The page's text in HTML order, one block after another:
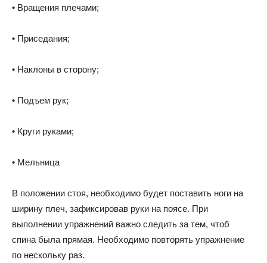
• Вращения плечами;
• Приседания;
• Наклоны в сторону;
• Подъем рук;
• Круги руками;
• Мельница
В положении стоя, необходимо будет поставить ноги на
ширину плеч, зафиксировав руки на поясе. При
выполнении упражнений важно следить за тем, чтоб
спина была прямая. Необходимо повторять упражнение
по нескольку раз.